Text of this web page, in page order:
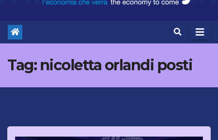
Tag: nicoletta orlandi posti